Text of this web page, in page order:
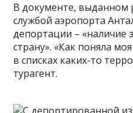
В документе, выданном
службой аэропорта
депортации – «наличие
страну». «Как поняла
в списках каких-то
турагент.